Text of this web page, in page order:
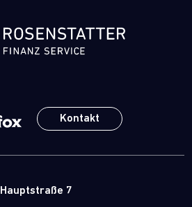
Kontakt
Hauptstraße 7